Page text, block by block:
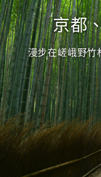
國內旅遊
證件簽證
關於我們
客製服務
會員登入
京都
漫步在嵯峨野竹
日
走進溫韻風雅的